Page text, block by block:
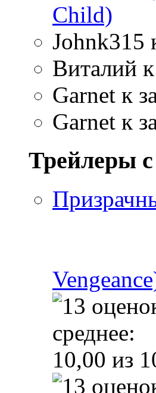
Child)
Johnk315
Виталий
Garnet к
Garnet к
Трейлеры